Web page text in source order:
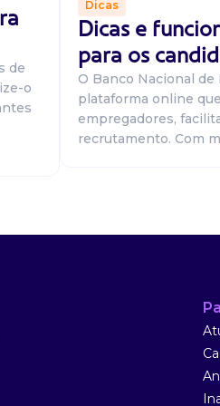
de
o
Dicas
Dicas e
para os
O Banco Nacional de
plataforma online
empregadores,
recrutamento. Com